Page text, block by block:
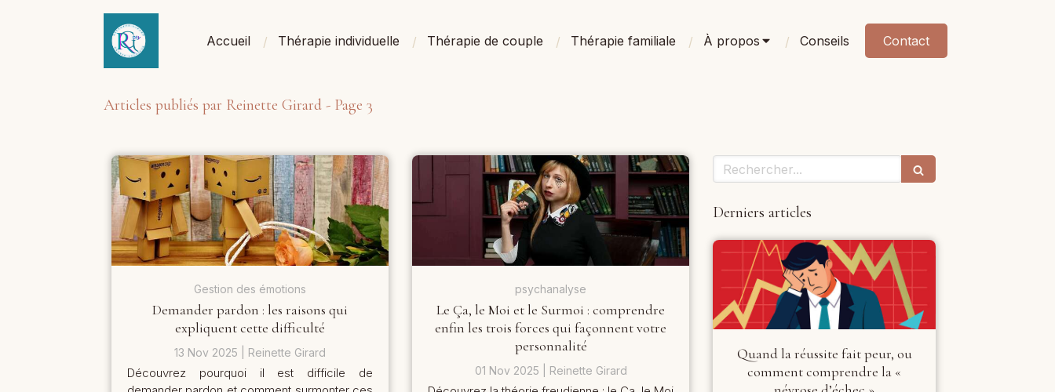
Accueil Thérapie individuelle Thérapie de couple Thérapie familiale À propos Conseils Contact
Articles publiés par Reinette Girard - Page 3
Gestion des émotions
Demander pardon : les raisons qui
expliquent cette difficulté
13 Nov 2025 Reinette Girard
Découvrez pourquoi il est difficile de
psychanalyse
Le Ça, le Moi et le Surmoi : comprendre
enfin les trois forces qui façonnent votre
personnalité
01 Nov 2025 Reinette Girard
Rechercher
Derniers articles
Quand la réussite fait peur, ou
comment comprendre la «